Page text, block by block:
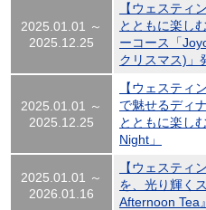
2025.01.01 ～
2025.12.25
【ウェスティ
とともに楽し
ーコース「
クリスマス)」
2025.01.01 ～
2025.12.25
【ウェスティ
で魅せるディ
とともに楽し
Night」
2025.01.01 ～
2026.01.16
【ウェスティ
を、光り輝く
Afternoon Tea』